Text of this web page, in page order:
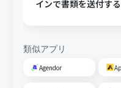
インで書類を送付する
類似アプリ
Agendor